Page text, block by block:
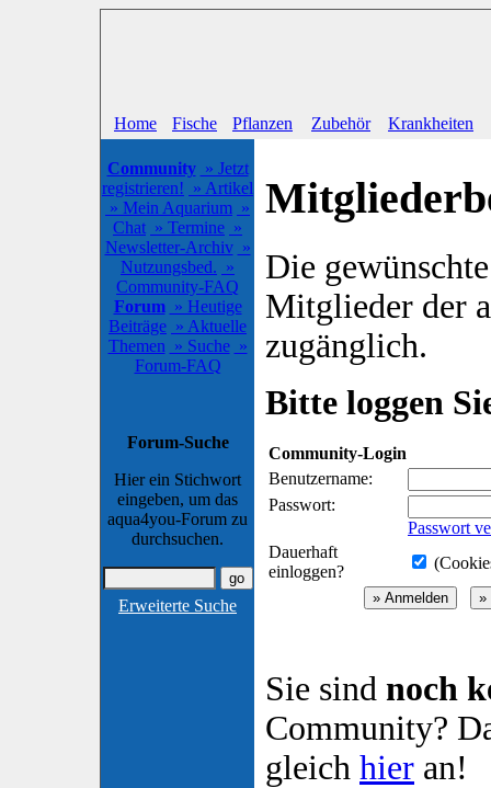
Home Fische Pflanzen Zubehör Krankheiten
Community » Jetzt
registrieren! » Artikel
» Mein Aquarium »
Chat » Termine »
Newsletter-Archiv »
Nutzungsbed. »
Community-FAQ
Forum » Heutige
Beiträge » Aktuelle
Themen » Suche »
Forum-FAQ
Forum-Suche
Hier ein Stichwort
eingeben, um das
aqua4you-Forum zu
durchsuchen.
Erweiterte Suche
Die
Mitglieder der
zugänglich.
Bitte loggen
Community-Login
Benutzername:
Passwort:
Passwort
Dauerhaft
einloggen?
Sie sind noch
Community?
gleich hier an!